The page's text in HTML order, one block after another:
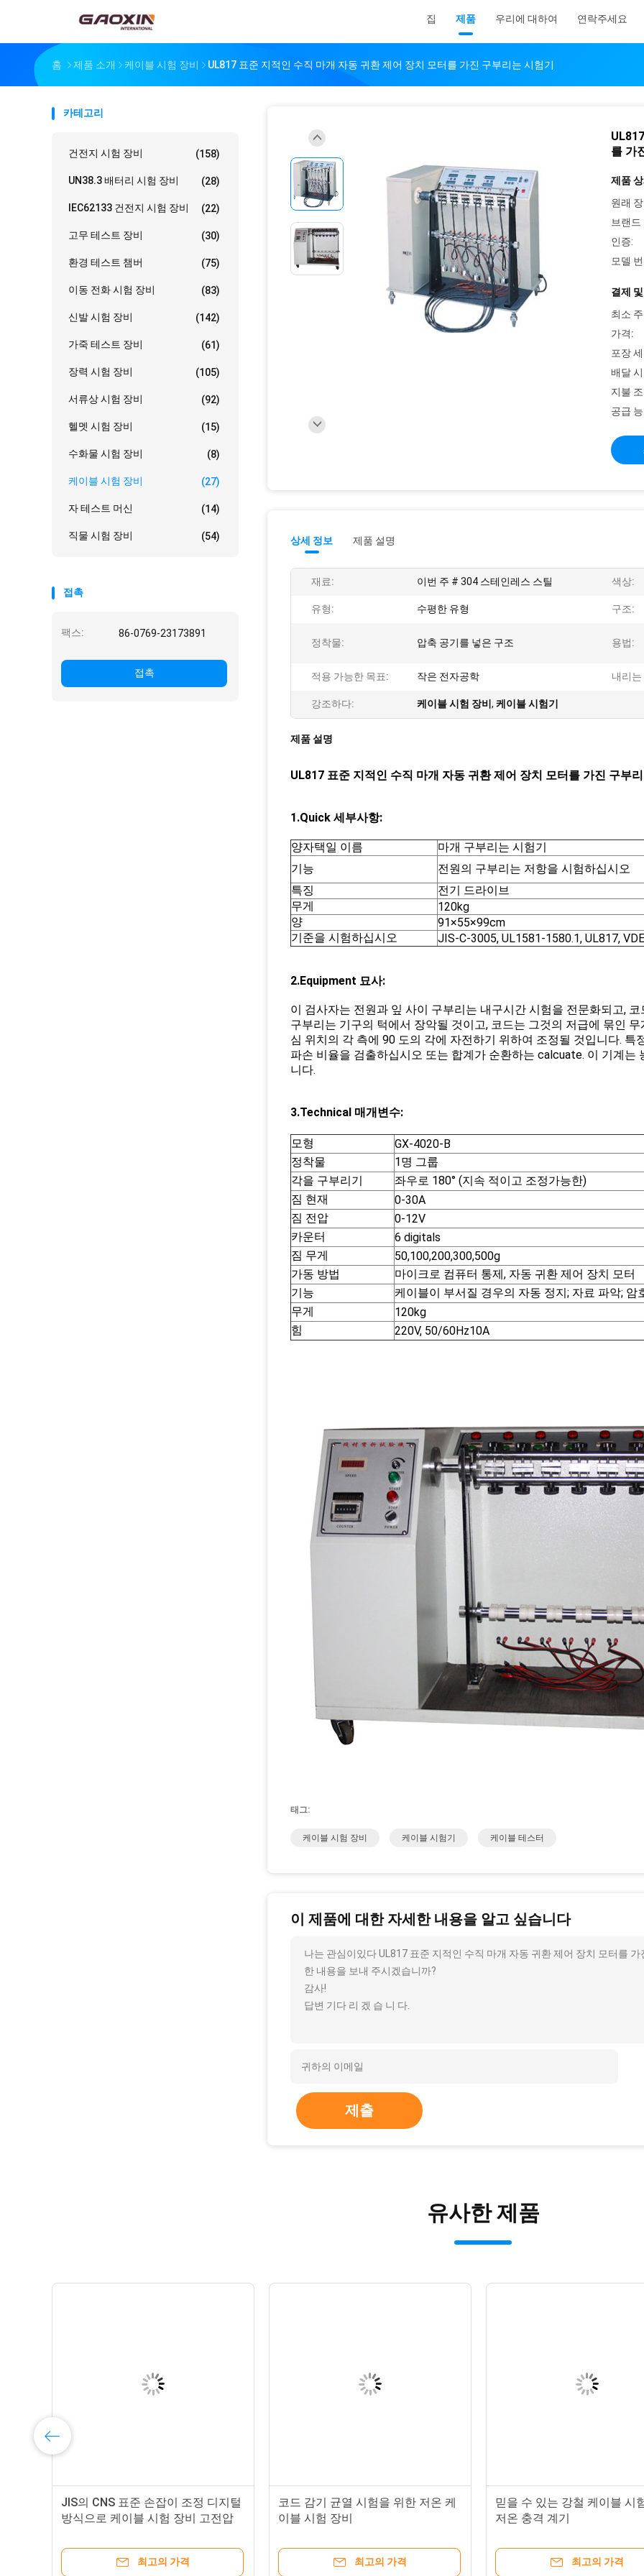
집 제품 우리에 대하여 연락주세요
홈 제품 소개 케이블 시험 장비 UL817 표준 지적인 수직 마개 자동 귀환 제어 장치 모터를 가진 구부리는 시험기
카테고리
건전지 시험 장비 (158)
UN38.3 배터리 시험 장비 (28)
IEC62133 건전지 시험 장비 (22)
고무 테스트 장비 (30)
환경 테스트 챔버 (75)
이동 전화 시험 장비 (83)
신발 시험 장비 (142)
가죽 테스트 장비 (61)
장력 시험 장비 (105)
서류상 시험 장비 (92)
헬멧 시험 장비 (15)
수화물 시험 장비 (8)
케이블 시험 장비 (27)
자 테스트 머신 (14)
직물 시험 장비 (54)
접촉
팩스: 86-0769-23173891
접촉
를 가
제품
원래
브랜드
인증:
모델
결제
최소
가격:
포장
배달
지불
공급
상세 정보 제품 설명
재료: 이번 주 # 304 스테인레스 스틸 색상:
유형: 수평한 유형 구조:
정착물: 압축 공기를 넣은 구조 용법:
적용 가능한 목표: 작은 전자공학 내리
강조하다: 케이블 시험 장비 , 케이블 시험기
제품 설명
UL817 표준 지적인 수직 마개 자동 귀환 제어 장치 모터를 가진 구부
1.Quick 세부사항:
양자택일 이름
마개 구부리는 시험기
기능
전원의 구부리는 저항을 시험하십시오
특징
전기 드라이브
무게
120kg
양
91×55×99cm
기준을 시험하십시오
JIS-C-3005, UL1581-1580.1, UL817,
2.Equipment 묘사:
이 검사자는 전원과 잎 사이 구부리는 내구시간 시험을 전문화되고,
구부리는 기구의 턱에서 장악될 것이고, 코드는 그것의 저급에 묶인
심 위치의 각 측에 90 도의 각에 자전하기 위하여 조정될 것입니다.
파손 비율을 검출하십시오 또는 합계가 순환하는 calcuate. 이 기계는
니다.
3.Technical 매개변수:
모형
GX-4020-B
정착물
1명 그룹
각을 구부리기
좌우로 180° (지속 적이고 조정가능한)
짐 현재
0-30A
짐 전압
0-12V
카운터
6 digitals
짐 무게
50,100,200,300,500g
가동 방법
마이크로 컴퓨터 통제, 자동 귀환 제어 장치 모터
기능
케이블이 부서질 경우의 자동 정지; 자료 파악; 암
무게
120kg
힘
220V, 50/60Hz10A
태그:
케이블 시험 장비 케이블 시험기 케이블 테스터
이 제품에 대한 자세한 내용을 알고 싶습니다
나는 관심이있다 UL817 표준 지적인 수직 마개 자동 귀환 제어 장치 모터를
한 내용을 보내 주시겠습니까?
감사!
답변 기다 리 겠 습 니 다.
제출
유사한 제품
JIS의 CNS 표준 손잡이 조정 디지털
방식으로 케이블 시험 장비 고전압
최고의 가격
코드 감기 균열 시험을 위한 저온 케
이블 시험 장비
최고의 가격
믿을 수 있는 강철 케이블 시
저온 충격 계기
최고의 가격